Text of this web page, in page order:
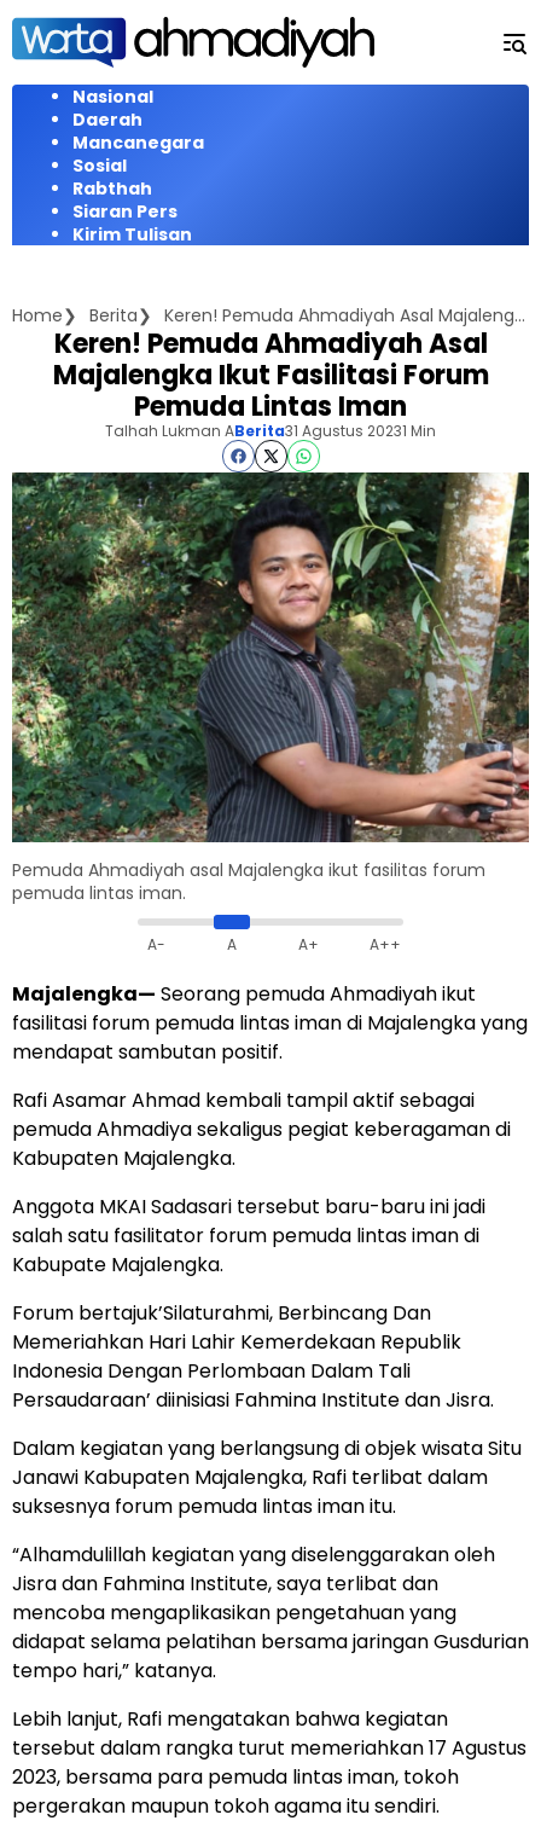
Langsung
konten
Nasional
Daerah
Mancanegara
Sosial
Rabthah
Siaran Pers
Kirim Tulisan
Home Berita Keren! Pemuda Ahmadiyah Asal Majalengka Ikut Fasilitasi Forum Pemuda Lintas Iman
Keren! Pemuda Ahmadiyah Asal
Majalengka Ikut Fasilitasi Forum
Pemuda Lintas Iman
Talhah Lukman ABerita31 Agustus 20231 Min
Pemuda Ahmadiyah asal Majalengka ikut fasilitas forum
pemuda lintas iman.
A- A A+ A++
Majalengka— Seorang pemuda Ahmadiyah ikut
fasilitasi forum pemuda lintas iman di Majalengka yang
mendapat sambutan positif.
Rafi Asamar Ahmad kembali tampil aktif sebagai
pemuda Ahmadiya sekaligus pegiat keberagaman di
Kabupaten Majalengka.
Anggota MKAI Sadasari tersebut baru-baru ini jadi
salah satu fasilitator forum pemuda lintas iman di
Kabupate Majalengka.
Forum bertajuk’Silaturahmi, Berbincang Dan
Memeriahkan Hari Lahir Kemerdekaan Republik
Indonesia Dengan Perlombaan Dalam Tali
Persaudaraan’ diinisiasi Fahmina Institute dan Jisra.
Dalam kegiatan yang berlangsung di objek wisata Situ
Janawi Kabupaten Majalengka, Rafi terlibat dalam
suksesnya forum pemuda lintas iman itu.
“Alhamdulillah kegiatan yang diselenggarakan oleh
Jisra dan Fahmina Institute, saya terlibat dan
mencoba mengaplikasikan pengetahuan yang
didapat selama pelatihan bersama jaringan Gusdurian
tempo hari,” katanya.
Lebih lanjut, Rafi mengatakan bahwa kegiatan
tersebut dalam rangka turut memeriahkan 17 Agustus
2023, bersama para pemuda lintas iman, tokoh
pergerakan maupun tokoh agama itu sendiri.